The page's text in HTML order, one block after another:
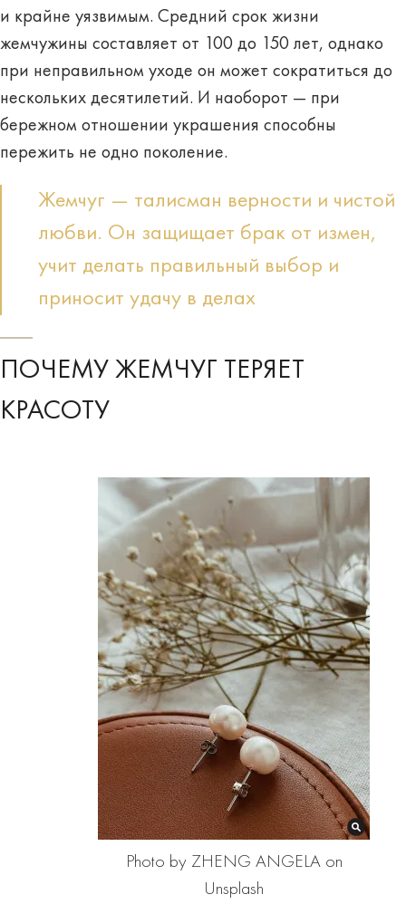
и крайне уязвимым. Средний срок жизни
жемчужины составляет от 100 до 150 лет, однако
при неправильном уходе он может сократиться до
нескольких десятилетий. И наоборот — при
бережном отношении украшения способны
пережить не одно поколение.
Жемчуг — талисман верности и чистой
любви. Он защищает брак от измен,
учит делать правильный выбор и
приносит удачу в делах
ПОЧЕМУ ЖЕМЧУГ ТЕРЯЕТ
КРАСОТУ
Photo by ZHENG ANGELA on
Unsplash